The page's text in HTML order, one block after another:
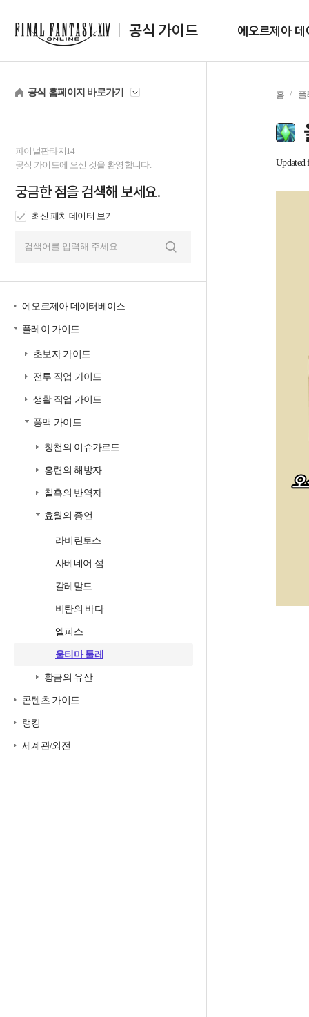
공식 가이드 에오르제아
공식 홈페이지 바로가기
파이널판타지14
공식 가이드에 오신 것을 환영합니다.
궁금한 점을 검색해 보세요.
최신 패치 데이터 보기
에오르제아 데이터베이스
플레이 가이드
초보자 가이드
전투 직업 가이드
생활 직업 가이드
풍맥 가이드
창천의 이슈가르드
홍련의 해방자
칠흑의 반역자
효월의 종언
라비린토스
사베네어 섬
갈레말드
비탄의 바다
엘피스
울티마 툴레
황금의 유산
콘텐츠 가이드
랭킹
세계관/외전
홈 플
Updated